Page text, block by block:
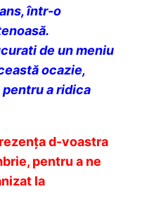
într-o
de un meniu
ocazie,
a ridica
d-voastra
pentru a ne
la